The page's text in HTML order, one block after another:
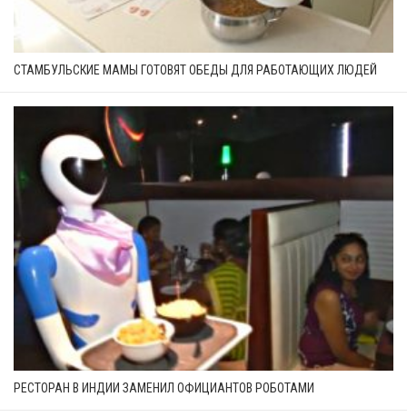
СТАМБУЛЬСКИЕ МАМЫ ГОТОВЯТ ОБЕДЫ ДЛЯ РАБОТАЮЩИХ ЛЮДЕЙ
РЕСТОРАН В ИНДИИ ЗАМЕНИЛ ОФИЦИАНТОВ РОБОТАМИ